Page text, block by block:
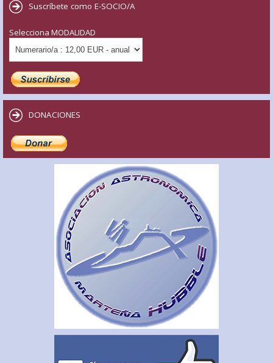
Suscríbete como E-SOCIO/A
Selecciona MODALIDAD
DONACIONES